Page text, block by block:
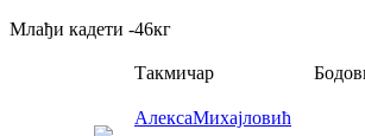
Млађи кадети -46кг
Такмичар
АлексаМихајловић